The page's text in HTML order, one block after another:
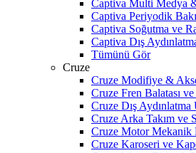
Captiva Multi Medya
Captiva Periyodik
Captiva Soğutma ve
Captiva Dış
Tümünü Gör
Cruze
Cruze Modifiye &
Cruze Fren Balatası
Cruze Dış
Cruze Arka Takım ve
Cruze Motor Mekanik
Cruze Karoseri ve